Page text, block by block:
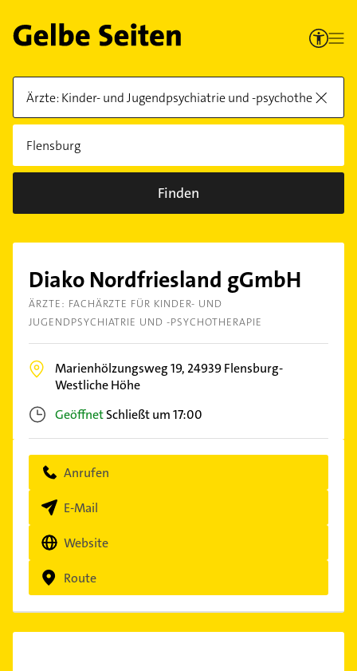
Finden
Diako Nordfriesland gGmbH
ÄRZTE: FACHÄRZTE FÜR KINDER- UND
JUGENDPSYCHIATRIE UND -PSYCHOTHERAPIE
Marienhölzungsweg 19, 24939Flensburg-
Westliche Höhe
GeöffnetSchließt um 17:00
Anrufen
E-Mail
Website
Route